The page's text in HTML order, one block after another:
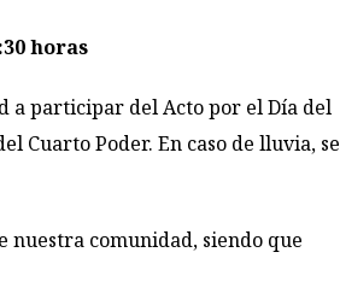
horas
a participar del Acto por el Día del
Cuarto Poder. En caso de lluvia, se
nuestra comunidad, siendo que